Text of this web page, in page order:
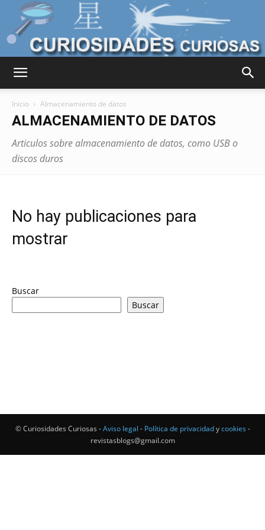
Inicio Almacenamiento de datos
ALMACENAMIENTO DE DATOS
Articulos sobre almacenamiento de datos, como USB o
discos duros
No hay publicaciones para
mostrar
Buscar
Buscar
© Curiosidades Curiosas -Aviso legal - Política de privacidadycookies -
revistasblogs@gmail.com